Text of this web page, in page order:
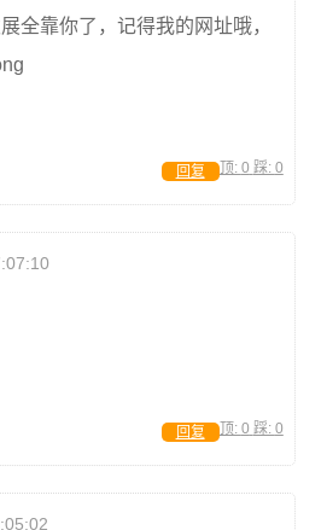
全靠你了，记得我的网址哦，
顶: 0 踩: 0
回复
顶: 0 踩: 0
回复